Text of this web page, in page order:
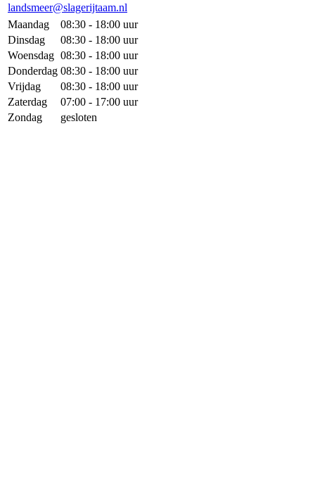
landsmeer@slagerijtaam.nl
Maandag
08:30 - 18:00 uur
Dinsdag
08:30 - 18:00 uur
Woensdag 08:30 - 18:00 uur
Donderdag 08:30 - 18:00 uur
Vrijdag
08:30 - 18:00 uur
Zaterdag
07:00 - 17:00 uur
Zondag
gesloten